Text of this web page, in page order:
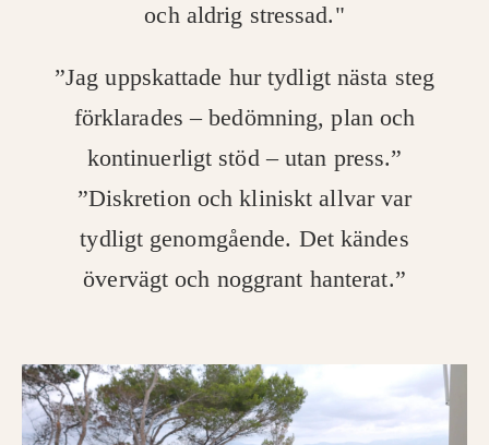
och aldrig stressad."
”Jag uppskattade hur tydligt nästa steg
förklarades – bedömning, plan och
kontinuerligt stöd – utan press.”
”Diskretion och kliniskt allvar var
tydligt genomgående. Det kändes
övervägt och noggrant hanterat.”